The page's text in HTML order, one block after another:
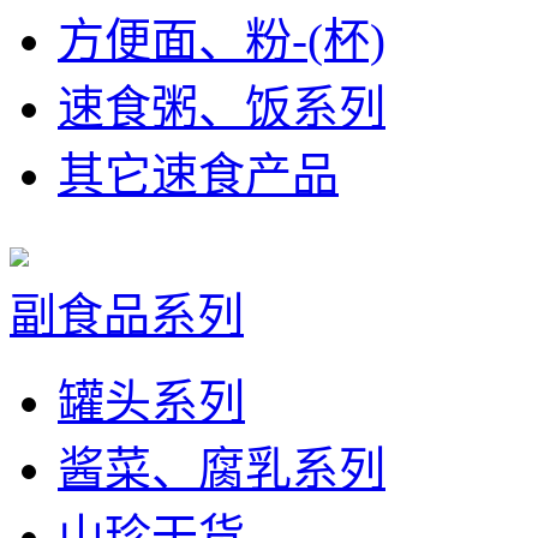
方便面、粉-(杯)
速食粥、饭系列
其它速食产品
副食品系列
罐头系列
酱菜、腐乳系列